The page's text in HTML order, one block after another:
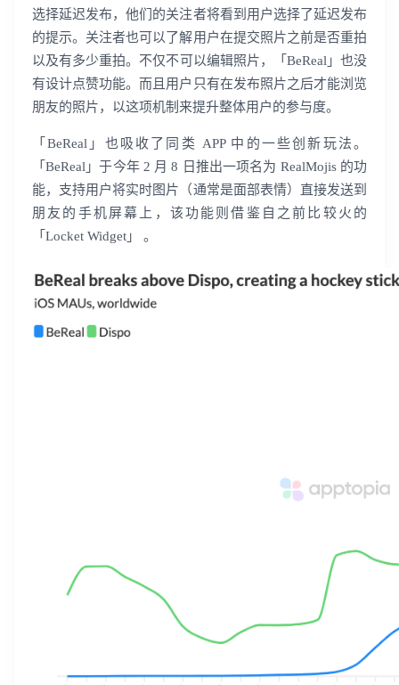
选择延迟发布，他们的关注者将看到用户选择了延迟发布
的提示。关注者也可以了解用户在提交照片之前是否重拍
以及有多少重拍。不仅不可以编辑照片，「BeReal」也没
有设计点赞功能。而且用户只有在发布照片之后才能浏览
朋友的照片，以这项机制来提升整体用户的参与度。
「BeReal」也吸收了同类 APP 中的一些创新玩法。
「BeReal」于今年 2 月 8 日推出一项名为 RealMojis 的功
能，支持用户将实时图片（通常是面部表情）直接发送到
朋友的手机屏幕上，该功能则借鉴自之前比较火的
「Locket Widget」 。